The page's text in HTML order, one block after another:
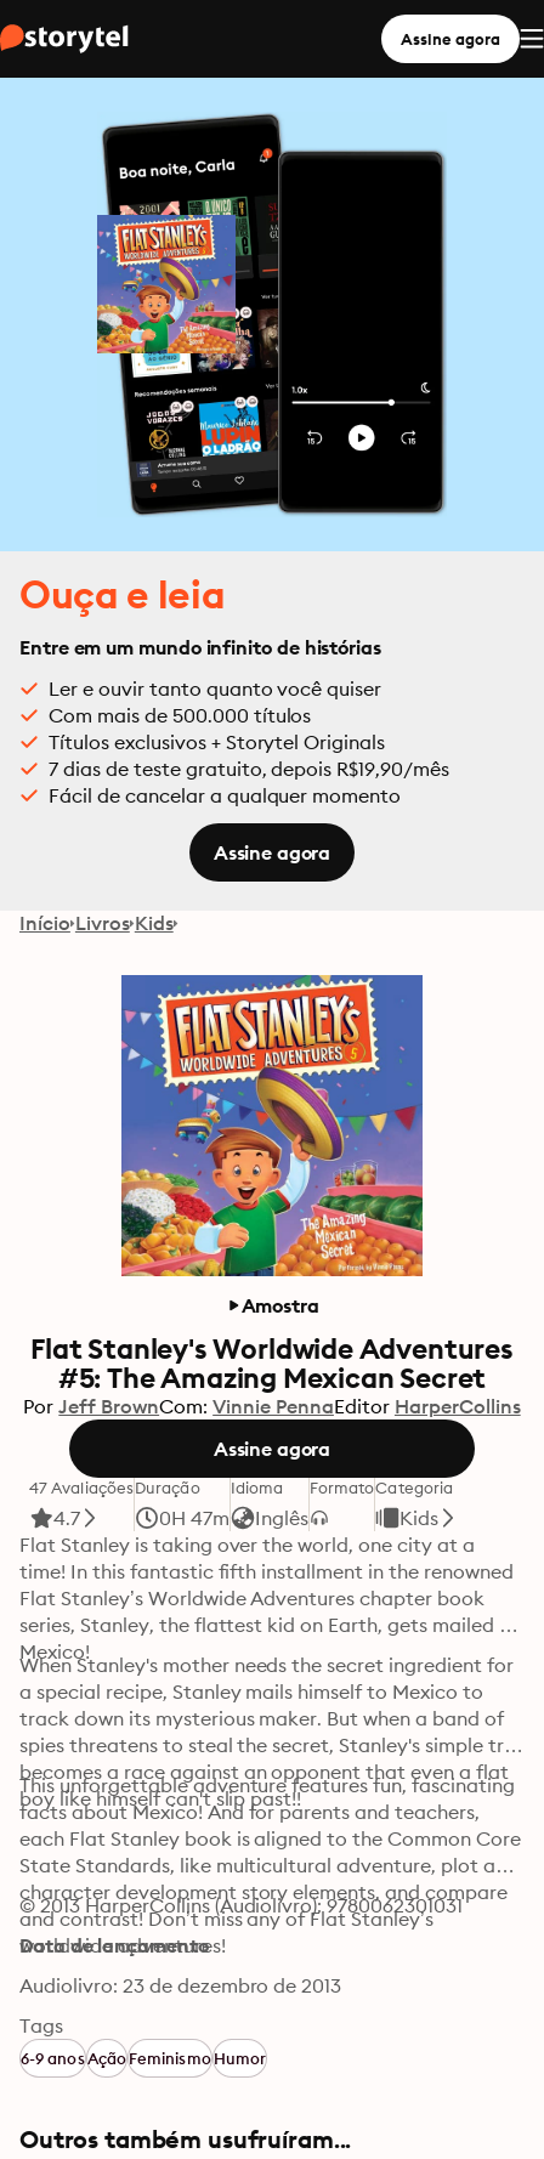
Assine agora
Ouça e leia
Entre em um mundo infinito de histórias
Ler e ouvir tanto quanto você quiser
Com mais de 500.000 títulos
Títulos exclusivos + Storytel Originals
7 dias de teste gratuito, depois R$19,90/mês
Fácil de cancelar a qualquer momento
Assine agora
Início Livros Kids
Amostra
Flat Stanley's Worldwide Adventures
#5: The Amazing Mexican Secret
Por Jeff BrownCom: Vinnie PennaEditor HarperCollins
Assine agora
47 Avaliações
4.7
Duração
0H 47m
Idioma
Inglês
FormatoCategoria
Kids
Flat Stanley is taking over the world, one city at a
time! In this fantastic fifth installment in the renowned
Flat Stanley’s Worldwide Adventures chapter book
series, Stanley, the flattest kid on Earth, gets mailed to
Mexico!
When Stanley's mother needs the secret ingredient for
a special recipe, Stanley mails himself to Mexico to
track down its mysterious maker. But when a band of
spies threatens to steal the secret, Stanley's simple trip
becomes a race against an opponent that even a flat
boy like himself can't slip past!!
This unforgettable adventure features fun, fascinating
facts about Mexico! And for parents and teachers,
each Flat Stanley book is aligned to the Common Core
State Standards, like multicultural adventure, plot and
character development story elements, and compare
and contrast! Don’t miss any of Flat Stanley’s
worldwide adventures!
© 2013 HarperCollins (Audiolivro): 9780062301031
Data de lançamento
Audiolivro: 23 de dezembro de 2013
Tags
6-9 anosAçãoFeminismoHumor
Outros também usufruíram...